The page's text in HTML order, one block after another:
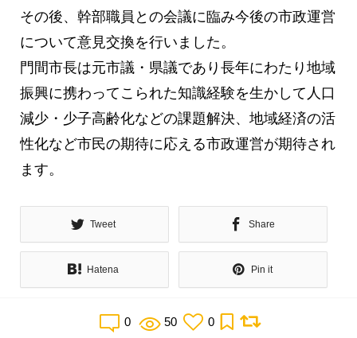
その後、幹部職員との会議に臨み今後の市政運営
について意見交換を行いました。
門間市長は元市議・県議であり長年にわたり地域
振興に携わってこられた知識経験を生かして人口
減少・少子高齢化などの課題解決、地域経済の活
性化など市民の期待に応える市政運営が期待され
ます。
Tweet Share
Hatena Pin it
0 50 0